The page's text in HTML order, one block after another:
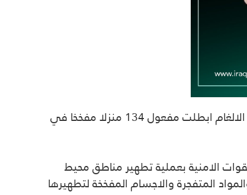
صرح قائممقام قضاء راوه بمحافظة الانبار حسين علي العكيدي ، الاثنين، بان منظمة نرويجية مختصة في مجال ازالة الالغام ابطلت مفعول 134 منزلا مفخخا في
الامنية بعملية تطهير مناطق محيط
العبوات الناسفة والمواد المتفجرة والاجسام المفخخة لتطهيرها